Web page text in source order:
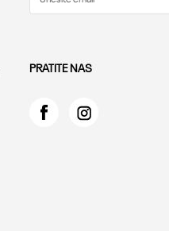
PRATITE NAS